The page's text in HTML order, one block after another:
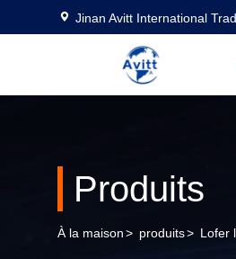
Jinan Avitt International
Produits
À la maison> produits> Lofer